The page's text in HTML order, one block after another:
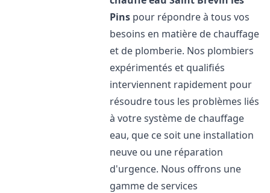
Pins pour répondre à tous vos
besoins en matière de chauffage
et de plomberie. Nos plombiers
expérimentés et qualifiés
interviennent rapidement pour
résoudre tous les problèmes liés
à votre système de chauffage
eau, que ce soit une installation
neuve ou une réparation
d'urgence. Nous offrons une
gamme de services